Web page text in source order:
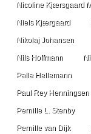
Nicoline Kjærsgaard
Niels Kjærgaard
Nikolaj Johansen
Nils Hoffmann
Palle Hellemann
Paul Rey Henningsen
Pernille L. Stenby
Pernille van Dijk